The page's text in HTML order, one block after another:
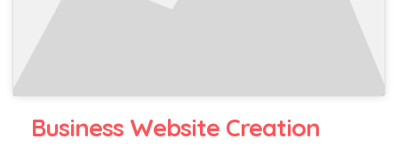
Business Website Creation